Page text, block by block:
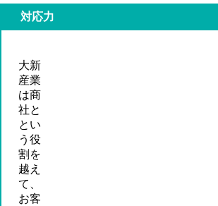
対応力
大新
産業
は商
社と
とい
う役
割を
越え
て、
お客